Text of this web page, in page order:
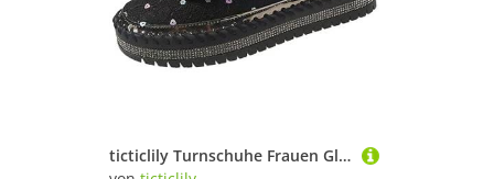
ticticlily Turnschuhe Frauen Glitzer Sneaker Paillettes Slip On Sportschuhe Freizeitschuhe Bequeme Plateau Sneakers E Schwarz 38